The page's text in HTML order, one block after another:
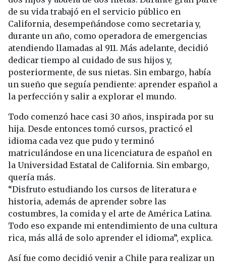
de su vida trabajó en el servicio público en
California, desempeñándose como secretaria y,
durante un año, como operadora de emergencias
atendiendo llamadas al 911. Más adelante, decidió
dedicar tiempo al cuidado de sus hijos y,
posteriormente, de sus nietas. Sin embargo, había
un sueño que seguía pendiente: aprender español a
la perfección y salir a explorar el mundo.
Todo comenzó hace casi 30 años, inspirada por su
hija. Desde entonces tomó cursos, practicó el
idioma cada vez que pudo y terminó
matriculándose en una licenciatura de español en
la Universidad Estatal de California. Sin embargo,
quería más.
“Disfruto estudiando los cursos de literatura e
historia, además de aprender sobre las
costumbres, la comida y el arte de América Latina.
Todo eso expande mi entendimiento de una cultura
rica, más allá de solo aprender el idioma”, explica.
Así fue como decidió venir a Chile para realizar un